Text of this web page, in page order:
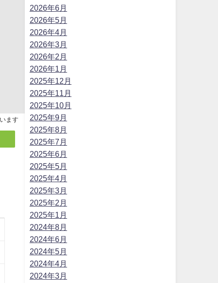
ます
2026年6月
2026年5月
2026年4月
2026年3月
2026年2月
2026年1月
2025年12月
2025年11月
2025年10月
2025年9月
2025年8月
2025年7月
2025年6月
2025年5月
2025年4月
2025年3月
2025年2月
2025年1月
2024年8月
2024年6月
2024年5月
2024年4月
2024年3月